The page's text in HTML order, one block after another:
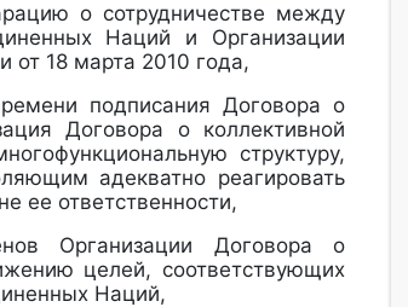
о сотрудничестве между
Наций и Организации
от 18 марта 2010 года,
подписания Договора о
Договора о коллективной
структуру,
адекватно реагировать
ее ответственности,
Организации Договора о
целей, соответствующих
Наций,